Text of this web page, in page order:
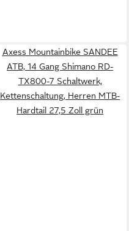
Axess Mountainbike SANDEE
ATB, 14 Gang Shimano RD-
TX800-7 Schaltwerk,
Kettenschaltung, Herren MTB-
Hardtail 27,5 Zoll grün